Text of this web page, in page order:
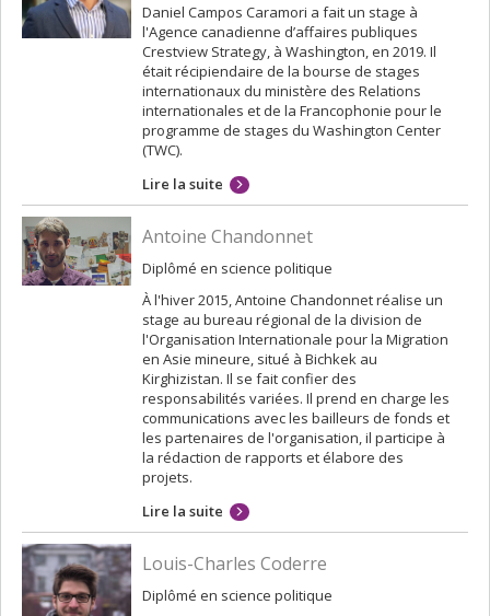
Daniel Campos Caramori a fait un stage à
l'Agence canadienne d’affaires publiques
Crestview Strategy, à Washington, en 2019. Il
était récipiendaire de la bourse de stages
internationaux du ministère des Relations
internationales et de la Francophonie pour le
programme de stages du Washington Center
(TWC).
Lire la suite
Antoine Chandonnet
Diplômé en science politique
À l'hiver 2015, Antoine Chandonnet réalise un
stage au bureau régional de la division de
l'Organisation Internationale pour la Migration
en Asie mineure, situé à Bichkek au
Kirghizistan. Il se fait confier des
responsabilités variées. Il prend en charge les
communications avec les bailleurs de fonds et
les partenaires de l'organisation, il participe à
la rédaction de rapports et élabore des
projets.
Lire la suite
Louis-Charles Coderre
Diplômé en science politique